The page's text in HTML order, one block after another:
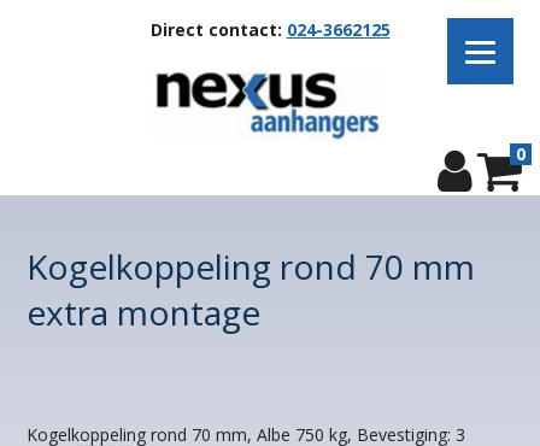
Direct contact: 024-3662125
0
Kogelkoppeling rond 70 mm
extra montage
Kogelkoppeling rond 70 mm, Albe 750 kg, Bevestiging: 3